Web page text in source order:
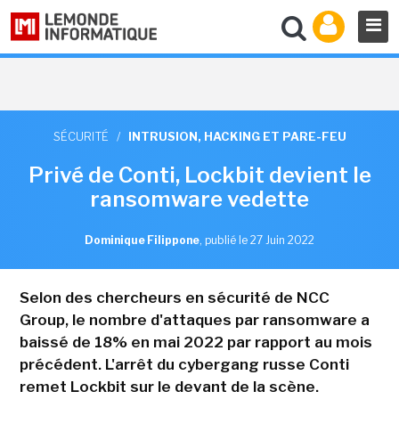
SÉCURITÉ / INTRUSION, HACKING ET PARE-FEU
Privé de Conti, Lockbit devient le
ransomware vedette
Dominique Filippone, publié le 27 Juin 2022
Selon des chercheurs en sécurité de NCC
Group, le nombre d'attaques par ransomware a
baissé de 18% en mai 2022 par rapport au mois
précédent. L'arrêt du cybergang russe Conti
remet Lockbit sur le devant de la scène.